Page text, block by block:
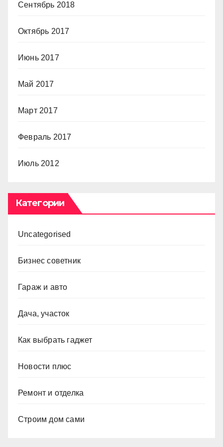
Сентябрь 2018
Октябрь 2017
Июнь 2017
Май 2017
Март 2017
Февраль 2017
Июль 2012
Категории
Uncategorised
Бизнес советник
Гараж и авто
Дача, участок
Как выбрать гаджет
Новости плюс
Ремонт и отделка
Строим дом сами